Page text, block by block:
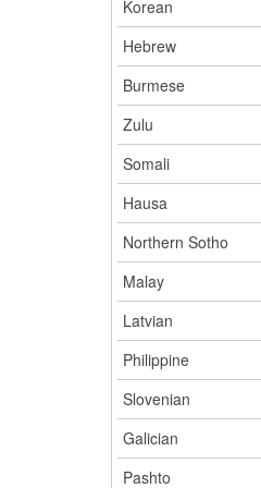
Korean
Hebrew
Burmese
Zulu
Somali
Hausa
Northern Sotho
Malay
Latvian
Philippine
Slovenian
Galician
Pashto